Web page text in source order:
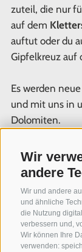
Wir
andere
Wir und andere
und ähnliche
die Nutzung
verbessern und,
Wir können Ihre
verwenden:
zuteil, die nur
auf dem
auftut oder du
Gipfelkreuz auf
Es werden
und mit uns in
Dolomiten.